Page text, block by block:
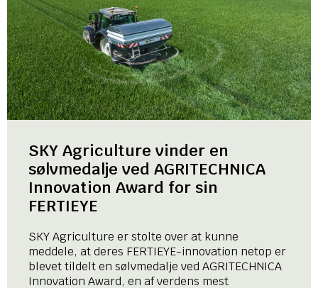
SKY Agriculture vinder en
sølvmedalje ved AGRITECHNICA
Innovation Award for sin
FERTIEYE
SKY Agriculture er stolte over at kunne
meddele, at deres FERTIEYE-innovation netop er
blevet tildelt en sølvmedalje ved AGRITECHNICA
Innovation Award, en af verdens mest